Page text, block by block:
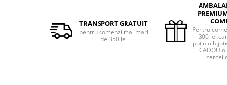
TRANSPORT GRATUIT
pentru comenzi mai mari
de 350 lei
Pentru
300 lei
putin o
CADOU
cercei